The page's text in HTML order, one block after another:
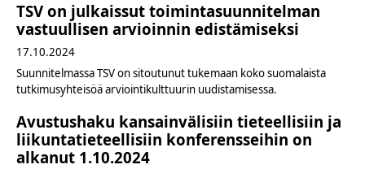
TSV on julkaissut toimintasuunnitelman
vastuullisen arvioinnin edistämiseksi
17.10.2024
Suunnitelmassa TSV on sitoutunut tukemaan koko suomalaista
tutkimusyhteisöä arviointikulttuurin uudistamisessa.
Avustushaku kansainvälisiin tieteellisiin ja
liikuntatieteellisiin konferensseihin on
alkanut 1.10.2024